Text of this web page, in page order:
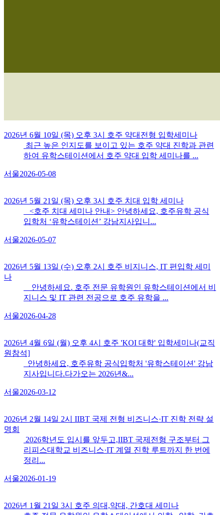
2026년 6월 10일 (목) 오후 3시 호주 약대전형 입학세미나
최근 높은 인지도를 보이고 있는 호주 약대 진학과 관련
하여 유학스테이션에서 호주 약대 입학 세미나를 ...
서울2026-05-08
2026년 5월 21일 (목) 오후 3시 호주 치대 입학 세미나
<호주 치대 세미나 안내> 안녕하세요, 호주유학 공식
입학처 ‘유학스테이션’ 강남지사입니...
서울2026-05-07
2026년 5월 13일 (수) 오후 2시 호주 비지니스, IT 편입학 세미
나
안녕하세요. 호주 전문 유학원인 유학스테이션에서 비
지니스 및 IT 관련 전공으로 호주 유학을 ...
서울2026-04-28
2026년 4월 6일 (월) 오후 4시 호주 'KOI 대학​' 입학세미나(교직
원참석]
안녕하세요, 호주유학 공식입학처 '유학스테이션' 강남
지사입니다.다가오는 2026년&...
서울2026-03-12
2026년 2월 14일 2시 IIBT 국제 전형 비즈니스·IT 진학 전략 설
명회
2026학년도 입시를 앞두고,IIBT 국제전형 구조부터 그
리피스대학교 비즈니스·IT 계열 진학 루트까지 한 번에
정리...
서울2026-01-19
2026년 1월 21일 3시 호주 의대,약대, 간호대 세미나